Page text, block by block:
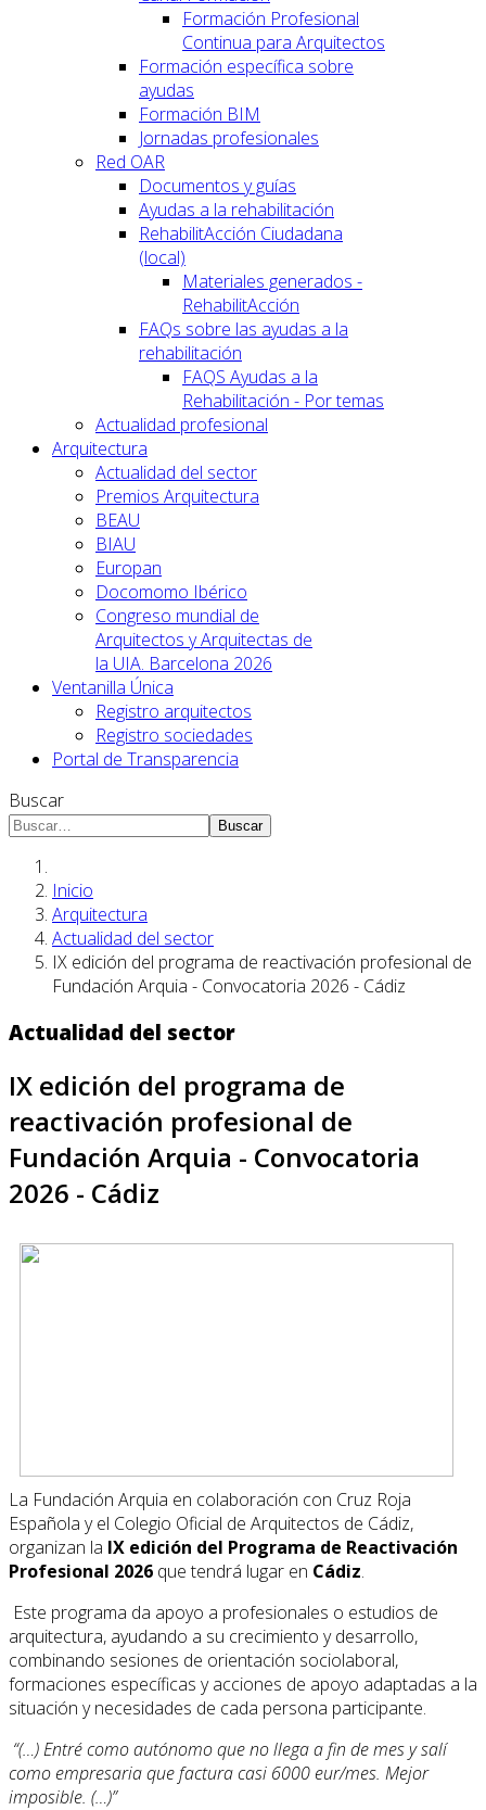
Formación Profesional
Continua para Arquitectos
Formación específica sobre
ayudas
Formación BIM
Jornadas profesionales
Red OAR
Documentos y guías
Ayudas a la rehabilitación
RehabilitAcción Ciudadana
(local)
Materiales generados -
RehabilitAcción
FAQs sobre las ayudas a la
rehabilitación
FAQS Ayudas a la
Rehabilitación - Por temas
Actualidad profesional
Arquitectura
Actualidad del sector
Premios Arquitectura
BEAU
BIAU
Europan
Docomomo Ibérico
Congreso mundial de
Arquitectos y Arquitectas de
la UIA. Barcelona 2026
Ventanilla Única
Registro arquitectos
Registro sociedades
Portal de Transparencia
Buscar
Buscar
Inicio
Arquitectura
Actualidad del sector
IX edición del programa de reactivación profesional de
Fundación Arquia - Convocatoria 2026 - Cádiz
Actualidad del sector
IX edición del programa de
reactivación profesional de
Fundación Arquia - Convocatoria
2026 - Cádiz
La Fundación Arquia en colaboración con Cruz Roja
Española y el Colegio Oficial de Arquitectos de Cádiz,
organizan la IX edición del Programa de Reactivación
Profesional 2026 que tendrá lugar en Cádiz.
Este programa da apoyo a profesionales o estudios de
arquitectura, ayudando a su crecimiento y desarrollo,
combinando sesiones de orientación sociolaboral,
formaciones específicas y acciones de apoyo adaptadas a la
situación y necesidades de cada persona participante.
“(…) Entré como autónomo que no llega a fin de mes y salí
como empresaria que factura casi 6000 eur/mes. Mejor
imposible. (…)”